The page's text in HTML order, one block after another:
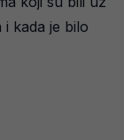
i kada je bilo